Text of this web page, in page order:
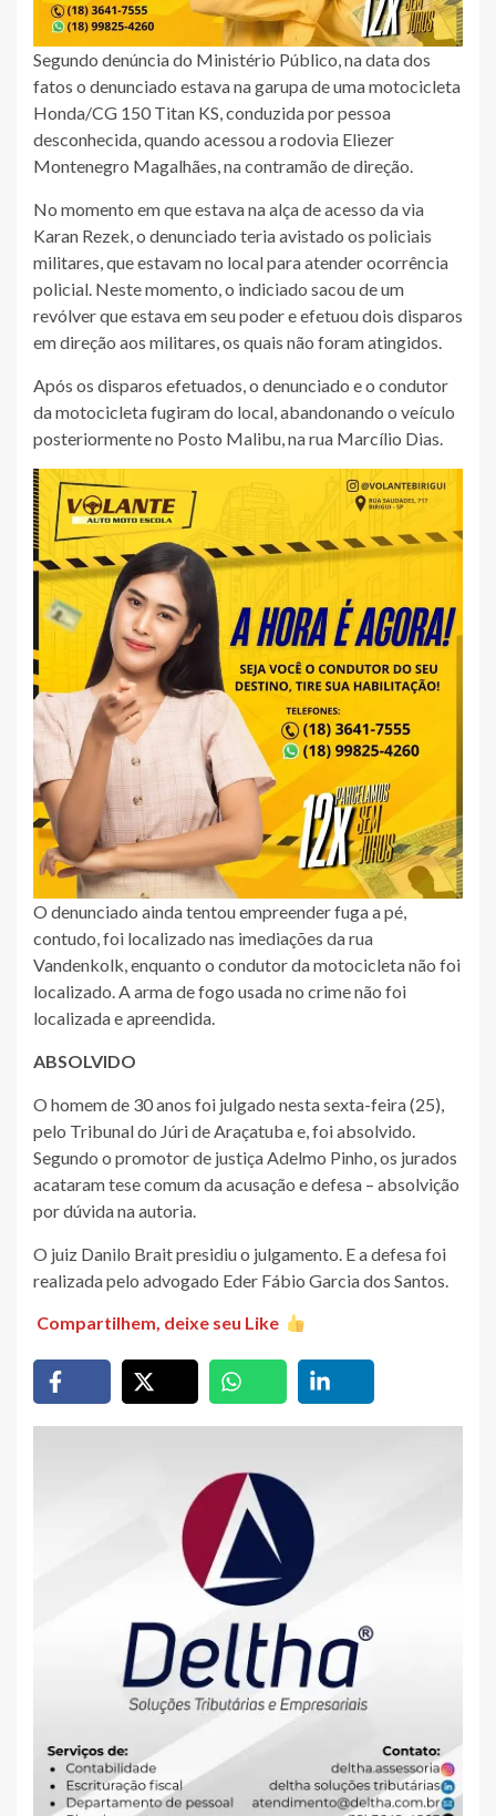
Segundo denúncia do Ministério Público, na data dos
fatos o denunciado estava na garupa de uma motocicleta
Honda/CG 150 Titan KS, conduzida por pessoa
desconhecida, quando acessou a rodovia Eliezer
Montenegro Magalhães, na contramão de direção.
No momento em que estava na alça de acesso da via
Karan Rezek, o denunciado teria avistado os policiais
militares, que estavam no local para atender ocorrência
policial. Neste momento, o indiciado sacou de um
revólver que estava em seu poder e efetuou dois disparos
em direção aos militares, os quais não foram atingidos.
Após os disparos efetuados, o denunciado e o condutor
da motocicleta fugiram do local, abandonando o veículo
posteriormente no Posto Malibu, na rua Marcílio Dias.
O denunciado ainda tentou empreender fuga a pé,
contudo, foi localizado nas imediações da rua
Vandenkolk, enquanto o condutor da motocicleta não foi
localizado. A arma de fogo usada no crime não foi
localizada e apreendida.
ABSOLVIDO
O homem de 30 anos foi julgado nesta sexta-feira (25),
pelo Tribunal do Júri de Araçatuba e, foi absolvido.
Segundo o promotor de justiça Adelmo Pinho, os jurados
acataram tese comum da acusação e defesa – absolvição
por dúvida na autoria.
O juiz Danilo Brait presidiu o julgamento. E a defesa foi
realizada pelo advogado Eder Fábio Garcia dos Santos.
Compartilhem, deixe seu Like